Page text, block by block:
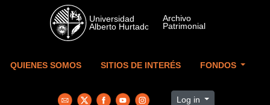
Skip to main content
QUIENES SOMOS SITIOS DE INTERÉS FONDOS
Log in